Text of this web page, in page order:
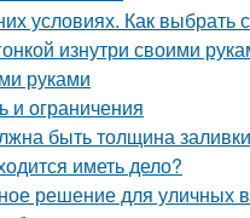
условиях. Как
изнутри своими
руками
и ограничения
быть толщина
иметь дело?
решение для уличных